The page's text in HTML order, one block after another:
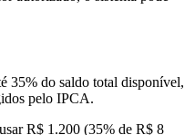
35% do saldo total disponível,
pelo IPCA.
R$ 1.200 (35% de R$ 8